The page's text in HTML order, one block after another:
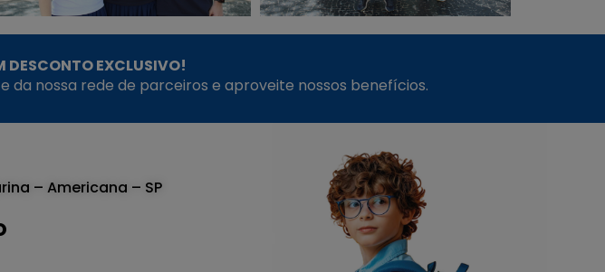
DESCONTO EXCLUSIVO!
da nossa rede de parceiros e aproveite nossos benefícios.
– Americana – SP